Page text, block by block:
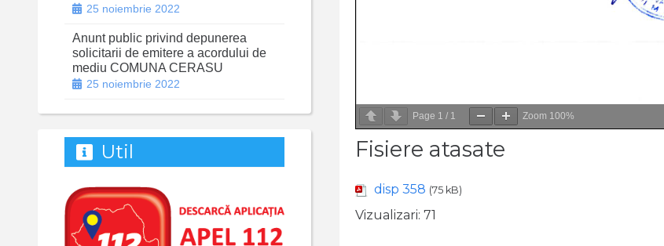
Page 1 / 1 Zoom 100%
Fisiere atasate
disp 358 (75 kB)
Vizualizari: 71
25 noiembrie 2022
Anunt public privind depunerea
solicitarii de emitere a acordului de
mediu COMUNA CERASU
25 noiembrie 2022
Util